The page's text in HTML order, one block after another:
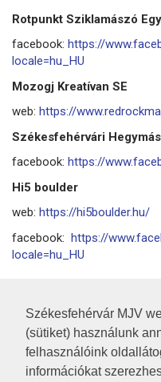
Székesfehérvár MJV
(sütiket) használunk
felhasználóink
információkat
Rotpunkt Sziklamászó
facebook: https://
locale=hu_HU
Mozogj Kreatívan SE
web: https://
Székesfehérvári
facebook: https://
Hi5 boulder
web: https://hi5boulder.hu/
facebook: https://
locale=hu_HU
RSS
A HONLAP 2017.03.31-I
JOGI NYILATKOZAT